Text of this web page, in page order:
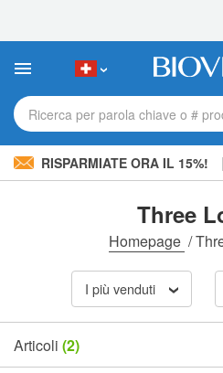
sito
include
sistemaRicerca per parola chiave o #
RISPARMIATE ORA IL 15%! |
Three
Homepage /
I più venduti
Articoli (2)